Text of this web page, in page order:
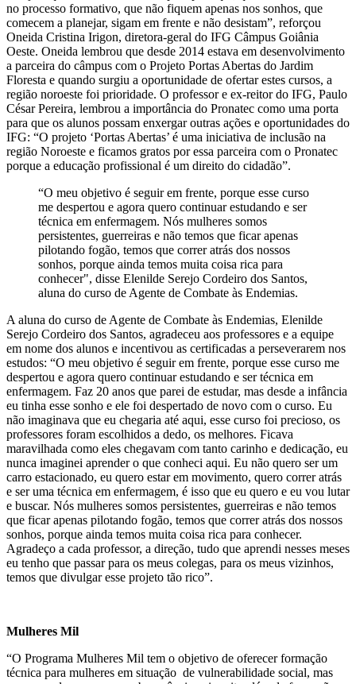
no processo formativo, que não fiquem apenas nos sonhos, que
comecem a planejar, sigam em frente e não desistam”, reforçou
Oneida Cristina Irigon, diretora-geral do IFG Câmpus Goiânia
Oeste. Oneida lembrou que desde 2014 estava em desenvolvimento
a parceira do câmpus com o Projeto Portas Abertas do Jardim
Floresta e quando surgiu a oportunidade de ofertar estes cursos, a
região noroeste foi prioridade. O professor e ex-reitor do IFG, Paulo
César Pereira, lembrou a importância do Pronatec como uma porta
para que os alunos possam enxergar outras ações e oportunidades do
IFG: “O projeto ‘Portas Abertas’ é uma iniciativa de inclusão na
região Noroeste e ficamos gratos por essa parceira com o Pronatec
porque a educação profissional é um direito do cidadão”.
“O meu objetivo é seguir em frente, porque esse curso
me despertou e agora quero continuar estudando e ser
técnica em enfermagem. Nós mulheres somos
persistentes, guerreiras e não temos que ficar apenas
pilotando fogão, temos que correr atrás dos nossos
sonhos, porque ainda temos muita coisa rica para
conhecer", disse Elenilde Serejo Cordeiro dos Santos,
aluna do curso de Agente de Combate às Endemias.
A aluna do curso de Agente de Combate às Endemias, Elenilde
Serejo Cordeiro dos Santos, agradeceu aos professores e a equipe
em nome dos alunos e incentivou as certificadas a perseverarem nos
estudos: “O meu objetivo é seguir em frente, porque esse curso me
despertou e agora quero continuar estudando e ser técnica em
enfermagem. Faz 20 anos que parei de estudar, mas desde a infância
eu tinha esse sonho e ele foi despertado de novo com o curso. Eu
não imaginava que eu chegaria até aqui, esse curso foi precioso, os
professores foram escolhidos a dedo, os melhores. Ficava
maravilhada como eles chegavam com tanto carinho e dedicação, eu
nunca imaginei aprender o que conheci aqui. Eu não quero ser um
carro estacionado, eu quero estar em movimento, quero correr atrás
e ser uma técnica em enfermagem, é isso que eu quero e eu vou lutar
e buscar. Nós mulheres somos persistentes, guerreiras e não temos
que ficar apenas pilotando fogão, temos que correr atrás dos nossos
sonhos, porque ainda temos muita coisa rica para conhecer.
Agradeço a cada professor, a direção, tudo que aprendi nesses meses
eu tenho que passar para os meus colegas, para os meus vizinhos,
temos que divulgar esse projeto tão rico”.
Mulheres Mil
“O Programa Mulheres Mil tem o objetivo de oferecer formação
técnica para mulheres em situação de vulnerabilidade social, mas